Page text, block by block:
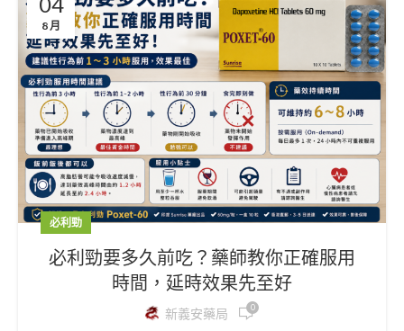
8 月
必利勁
必利勁要多久前吃？藥師教你正確服用
時間，延時效果先至好
新義安藥局 0